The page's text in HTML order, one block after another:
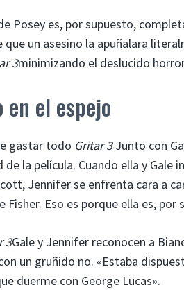
Posey es, por supuesto,
que un asesino la apuñalara
3minimizando el deslucido
en el espejo
gastar todo Gritar 3Junto con
la película. Cuando ella y
Jennifer se enfrenta cara a
Fisher. Eso es porque ella es,
3Gale y Jennifer reconocen a
un gruñido no. «Estaba
duerme con George Lucas».